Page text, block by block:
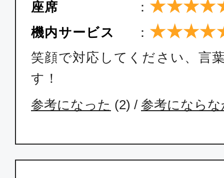
座席 ：
機内サービス ：
笑顔で対応してください、言
す！
参考になった (2) / 参考になら